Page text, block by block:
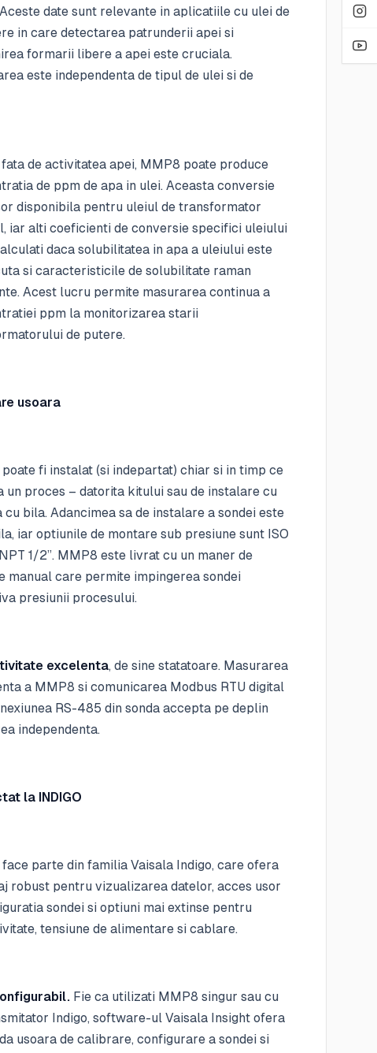
date sunt relevante in aplicatiile cu ulei de
in care detectarea patrunderii apei si
formarii libere a apei este cruciala.
este independenta de tipul de ulei si de
fata de activitatea apei, MMP8 poate produce
de ppm de apa in ulei. Aceasta conversie
disponibila pentru uleiul de transformator
iar alti coeficienti de conversie specifici uleiului
daca solubilitatea in apa a uleiului este
si caracteristicile de solubilitate raman
Acest lucru permite masurarea continua a
ppm la monitorizarea starii
de putere.
usoara
poate fi instalat (si indepartat) chiar si in timp ce
un proces – datorita kitului sau de instalare cu
cu bila. Adancimea sa de instalare a sondei este
iar optiunile de montare sub presiune sunt ISO
1/2”. MMP8 este livrat cu un maner de
manual care permite impingerea sondei
presiunii procesului.
excelenta, de sine statatoare. Masurarea
a MMP8 si comunicarea Modbus RTU digital
RS-485 din sonda accepta pe deplin
independenta.
la INDIGO
face parte din familia Vaisala Indigo, care ofera
robust pentru vizualizarea datelor, acces usor
sondei si optiuni mai extinse pentru
tensiune de alimentare si cablare.
Fie ca utilizati MMP8 singur sau cu
Indigo, software-ul Vaisala Insight ofera
usoara de calibrare, configurare a sondei si